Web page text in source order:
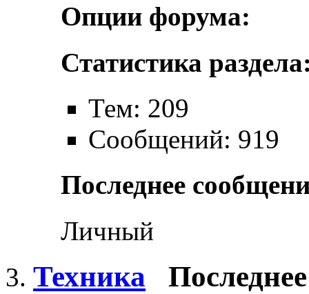
Опции форума:
Статистика
Тем: 209
Сообщений: 919
Последнее
Личный
Техника